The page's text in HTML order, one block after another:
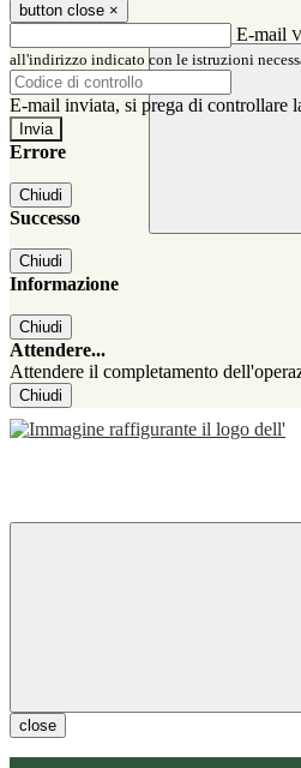
button close ×
E-mail
all'indirizzo indicato con le istruzioni
E-mail inviata, si prega di controllare
Errore
Chiudi
Successo
Chiudi
Informazione
Chiudi
Attendere...
Attendere il completamento
Chiudi
close